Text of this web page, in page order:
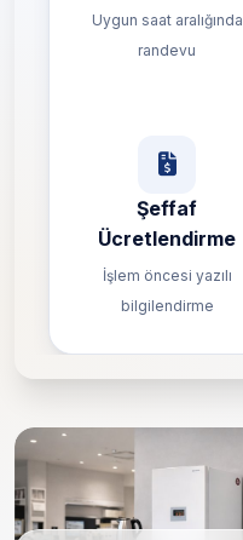
Uygun saat aralığında
randevu
Şeffaf
Ücretlendirme
İşlem öncesi yazılı
bilgilendirme